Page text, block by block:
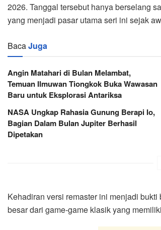
2026. Tanggal tersebut hanya berselang
yang menjadi pasar utama seri ini sejak
BacaJuga
Angin Matahari di Bulan Melambat,
Temuan Ilmuwan Tiongkok Buka Wawasan
Baru untuk Eksplorasi Antariksa
NASA Ungkap Rahasia Gunung Berapi Io,
Bagian Dalam Bulan Jupiter Berhasil
Dipetakan
Kehadiran versi remaster ini menjadi
besar dari game-game klasik yang